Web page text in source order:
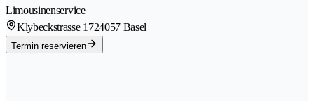
Limousinenservice
Klybeckstrasse 1724057 Basel
Termin reservieren